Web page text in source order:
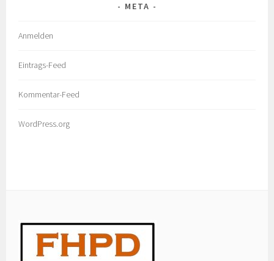
META
Anmelden
Eintrags-Feed
Kommentar-Feed
WordPress.org